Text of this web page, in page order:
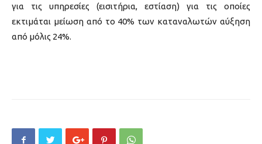
για τις υπηρεσίες (εισιτήρια, εστίαση) για τις οποίες
εκτιμάται μείωση από το 40% των καταναλωτών αύξηση
από μόλις 24%.